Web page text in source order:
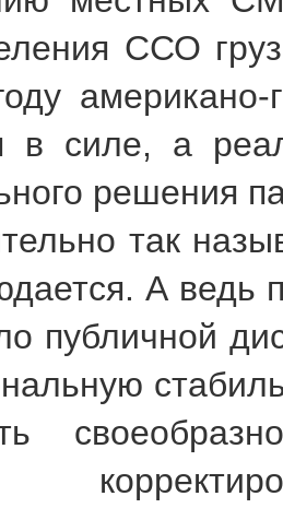
ССО
американо-
в силе, а
решения
так
А ведь
публичной